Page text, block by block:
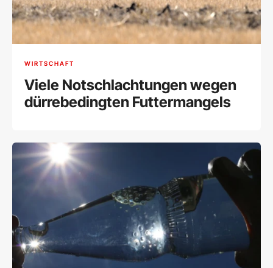
WIRTSCHAFT
Viele Notschlachtungen wegen
dürrebedingten Futtermangels